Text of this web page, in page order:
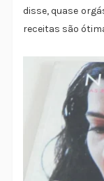
disse, quase
receitas são